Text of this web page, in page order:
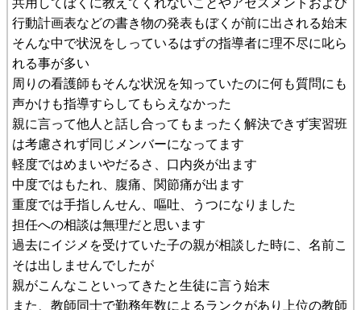
行動計画表などの書き物の発表もぼくが前に出される始末
そんな中で状況をしっているはずの指導者に理不尽に叱ら
れる事が多い
周りの看護師もそんな状況を知っていたのに何も質問にも
声かけも指導すらしてもらえなかった
親に言って他人と話し合ってもまったく解決できず実習班
は考慮されず同じメンバーになってます
軽度ではめまいやだるさ、口内炎が出ます
中度ではもたれ、腹痛、関節痛が出ます
重度では手指しんせん、嘔吐、うつになりました
担任への相談は無理だと思います
過去にイジメを受けていた子の親が相談した時に、名前こ
そは出しませんでしたが
親がこんなこといってきたと生徒に言う始末
また、教師同士で勤務年数によるランクがあり上位の教師